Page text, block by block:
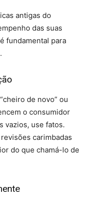
antigas do
das suas
fundamental para
de novo” ou
o consumidor
vazios, use fatos.
carimbadas
do que chamá-lo de